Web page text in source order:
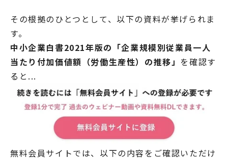
その根拠のひとつとして、以下の資料が挙げられま
す。
中小企業白書2021年版の「企業規模別従業員一人
当たり付加価値額（労働生産性）の推移」 を確認す
ると...
無料会員サイトでは、以下の内容をご確認いただけ